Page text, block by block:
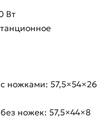
Вт
ножками: 57,5×54×26
ножек: 57,5×44×8